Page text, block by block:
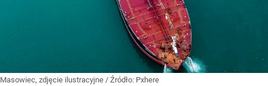
Masowiec, zdjęcie ilustracyjne / Źródło: Pxhere